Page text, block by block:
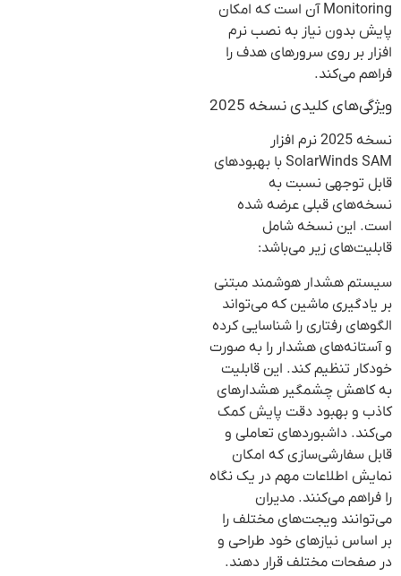
Monitoring آن است که امکان
پایش بدون نیاز به نصب نرم
افزار بر روی سرورهای هدف را
فراهم می‌کند.
ویژگی‌های کلیدی نسخه 2025
نسخه 2025 نرم افزار
SolarWinds SAM با بهبودهای
قابل توجهی نسبت به
نسخه‌های قبلی عرضه شده
است. این نسخه شامل
قابلیت‌های زیر می‌باشد:
سیستم هشدار هوشمند مبتنی
بر یادگیری ماشین که می‌تواند
الگوهای رفتاری را شناسایی کرده
و آستانه‌های هشدار را به صورت
خودکار تنظیم کند. این قابلیت
به کاهش چشمگیر هشدارهای
کاذب و بهبود دقت پایش کمک
می‌کند. داشبوردهای تعاملی و
قابل سفارشی‌سازی که امکان
نمایش اطلاعات مهم در یک نگاه
را فراهم می‌کنند. مدیران
می‌توانند ویجت‌های مختلف را
بر اساس نیازهای خود طراحی و
در صفحات مختلف قرار دهند.